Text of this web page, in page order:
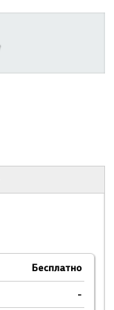
Бесплатно
-